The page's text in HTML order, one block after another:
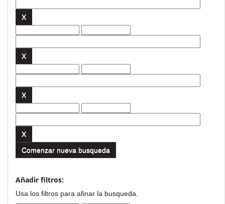
Comenzar nueva busqueda
Añadir filtros:
Usa los filtros para afinar la busqueda.